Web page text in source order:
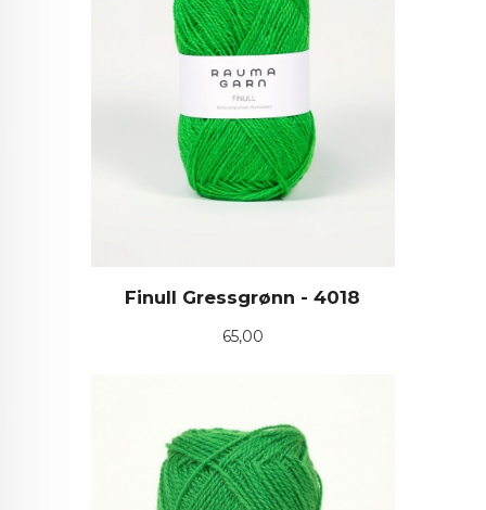
Finull Gressgrønn - 4018
Pris
65,00